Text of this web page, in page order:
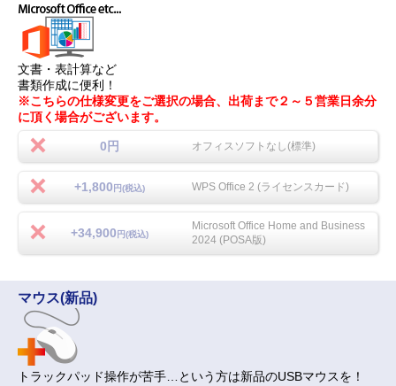
文書・表計算など
書類作成に便利！
※こちらの仕様変更をご選択の場合、出荷まで２～５営業日余分
に頂く場合がございます。
0円 オフィスソフトなし(標準)
+1,800 円(税込) WPS Office 2 (ライセンスカード)
+34,900 円(税込)
Microsoft Office Home and Business
2024 (POSA版)
マウス(新品)
トラックパッド操作が苦手…という方は新品のUSBマウスを！